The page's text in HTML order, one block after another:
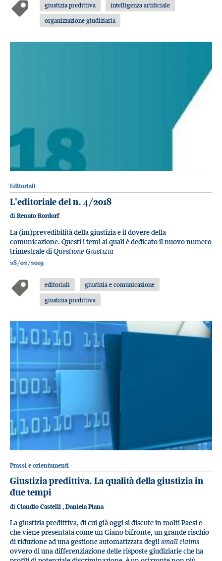
giustizia predittiva
intelligenza artificiale
organizzazione giudiziaria
Editoriali
L'editoriale del n. 4/2018
di Renato Rordorf
La (im)prevedibilità della giustizia e il dovere della
comunicazione. Questi i temi ai quali è dedicato il nuovo numero
trimestrale diQuestione Giustizia
28/02/2019
editoriali
giustizia e comunicazione
giustizia predittiva
Prassi e orientamenti
Giustizia predittiva. La qualità della giustizia in
due tempi
di Claudio Castelli , Daniela Piana
La giustizia predittiva, di cui già oggi si discute in molti Paesi e
che viene presentata come un Giano bifronte, un grande rischio
di riduzione ad una gestione automatizzata deglismall claims
ovvero di una differenziazione delle risposte giudiziarie che ha